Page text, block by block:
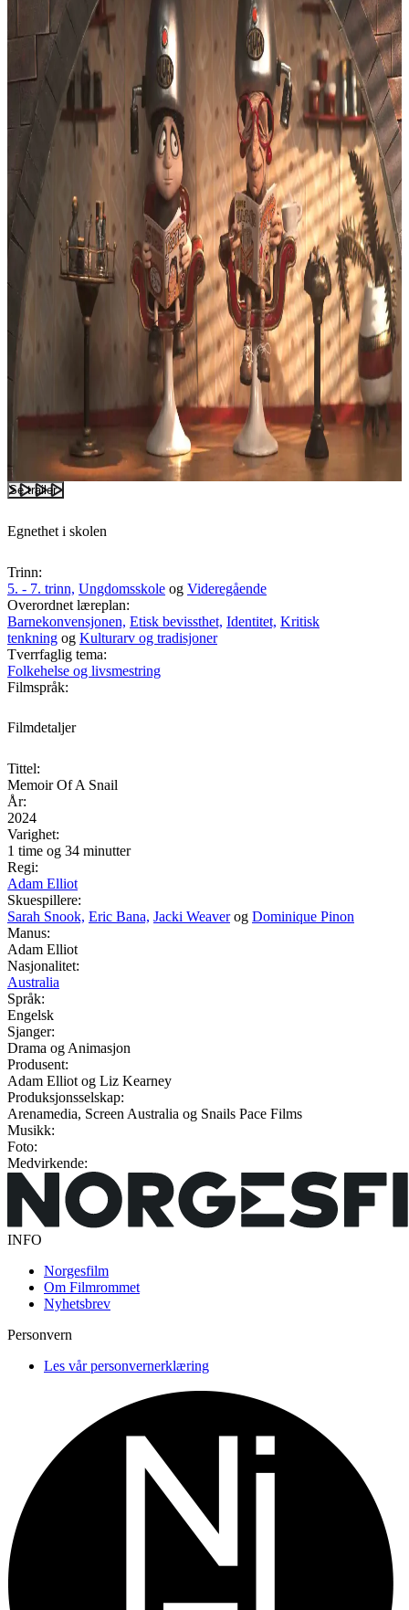
Se trailer
Egnethet i skolen
Trinn:
5. - 7. trinn, Ungdomsskole og Videregående
Overordnet læreplan:
Barnekonvensjonen, Etisk bevissthet, Identitet, Kritisk
tenkning og Kulturarv og tradisjoner
Tverrfaglig tema:
Folkehelse og livsmestring
Filmspråk:
Filmdetaljer
Tittel:
Memoir Of A Snail
År:
2024
Varighet:
1 time og 34 minutter
Regi:
Adam Elliot
Skuespillere:
Sarah Snook, Eric Bana, Jacki Weaverog Dominique Pinon
Manus:
Adam Elliot
Nasjonalitet:
Australia
Språk:
Engelsk
Sjanger:
Drama og Animasjon
Produsent:
Adam Elliot og Liz Kearney
Produksjonsselskap:
Arenamedia, Screen Australia og Snails Pace Films
Musikk:
Foto:
Medvirkende:
INFO
Norgesfilm
Om Filmrommet
Nyhetsbrev
Personvern
Les vår personvernerklæring